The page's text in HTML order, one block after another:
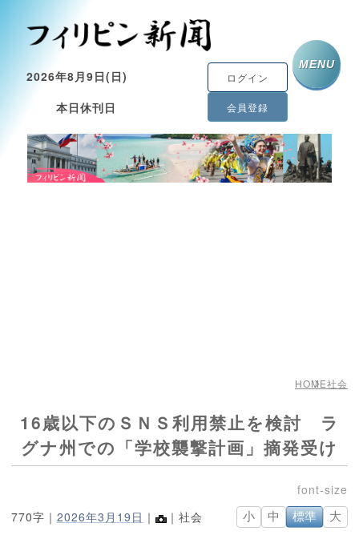
2026年8月9日(日)
本日休刊日
ログイン
会員登録
MENU
HOME社会
16歳以下のＳＮＳ利用禁止を検討 ラ
グナ州での「学校襲撃計画」摘発受け
770字｜ 2026年3月19日 ｜ ｜社会 小 中 標準 大